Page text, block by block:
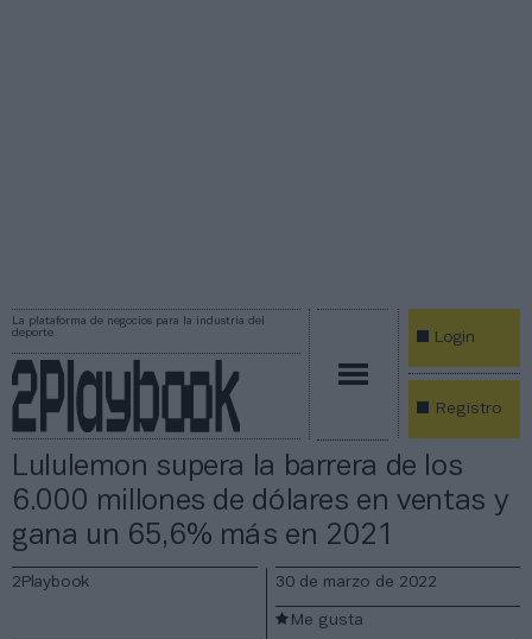
La plataforma de negocios para la industria del
deporte
Login
Registro
Lululemon supera la barrera de los
6.000 millones de dólares en ventas y
gana un 65,6% más en 2021
2Playbook 30 de marzo de 2022
Me gusta